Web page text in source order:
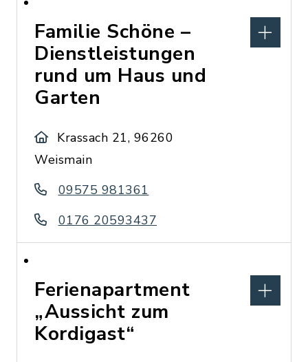
Familie Schöne –
Dienstleistungen
rund um Haus und
Garten
Krassach 21, 96260
Weismain
09575 981361
0176 20593437
Ferienapartment
„Aussicht zum
Kordigast“